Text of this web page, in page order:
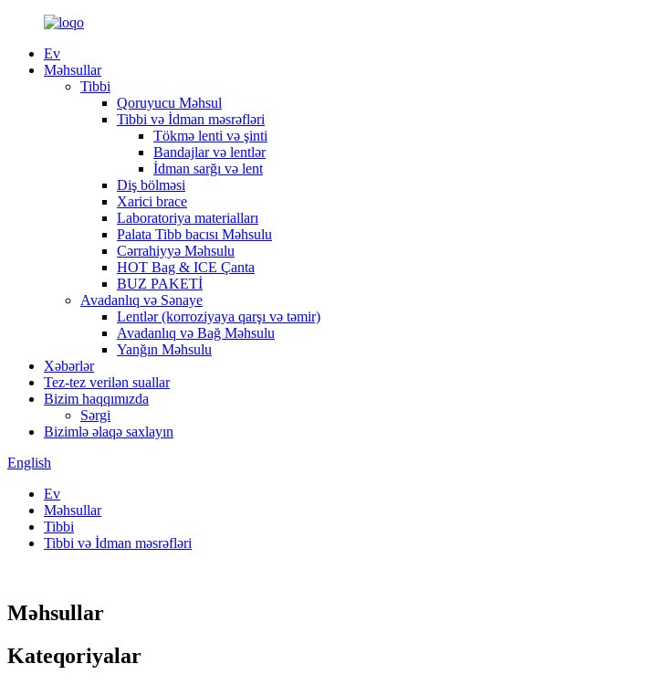
Ev
Məhsullar
Tibbi
Qoruyucu Məhsul
Tibbi və İdman məsrəfləri
Tökmə lenti və şinti
Bandajlar və lentlər
İdman sarğı və lent
Diş bölməsi
Xarici brace
Laboratoriya materialları
Palata Tibb bacısı Məhsulu
Cərrahiyyə Məhsulu
HOT Bag & ICE Çanta
BUZ PAKETİ
Avadanlıq və Sənaye
Lentlər (korroziyaya qarşı və təmir)
Avadanlıq və Bağ Məhsulu
Yanğın Məhsulu
Xəbərlər
Tez-tez verilən suallar
Bizim haqqımızda
Sərgi
Bizimlə əlaqə saxlayın
English
Ev
Məhsullar
Tibbi
Tibbi və İdman məsrəfləri
Məhsullar
Kateqoriyalar